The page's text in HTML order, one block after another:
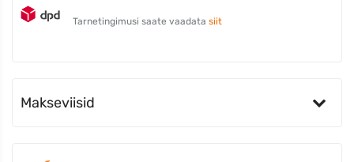
Tarnetingimusi saate vaadata siit
Makseviisid